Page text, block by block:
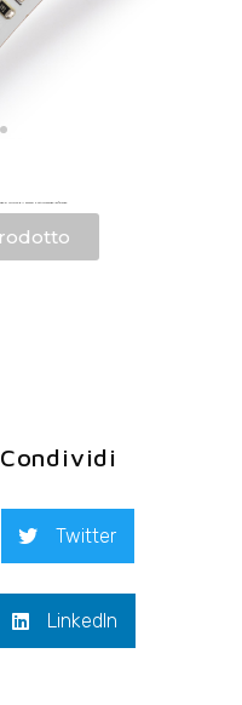
al minimo gli sprechi e ottimizzando l’efficienza.
Twitter
LinkedIn